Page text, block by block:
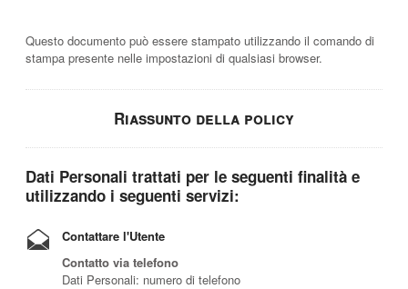
Questo documento può essere stampato utilizzando il comando di
stampa presente nelle impostazioni di qualsiasi browser.
Riassunto della policy
Dati Personali trattati per le seguenti finalità e
utilizzando i seguenti servizi:
Contattare l'Utente
Contatto via telefono
Dati Personali: numero di telefono